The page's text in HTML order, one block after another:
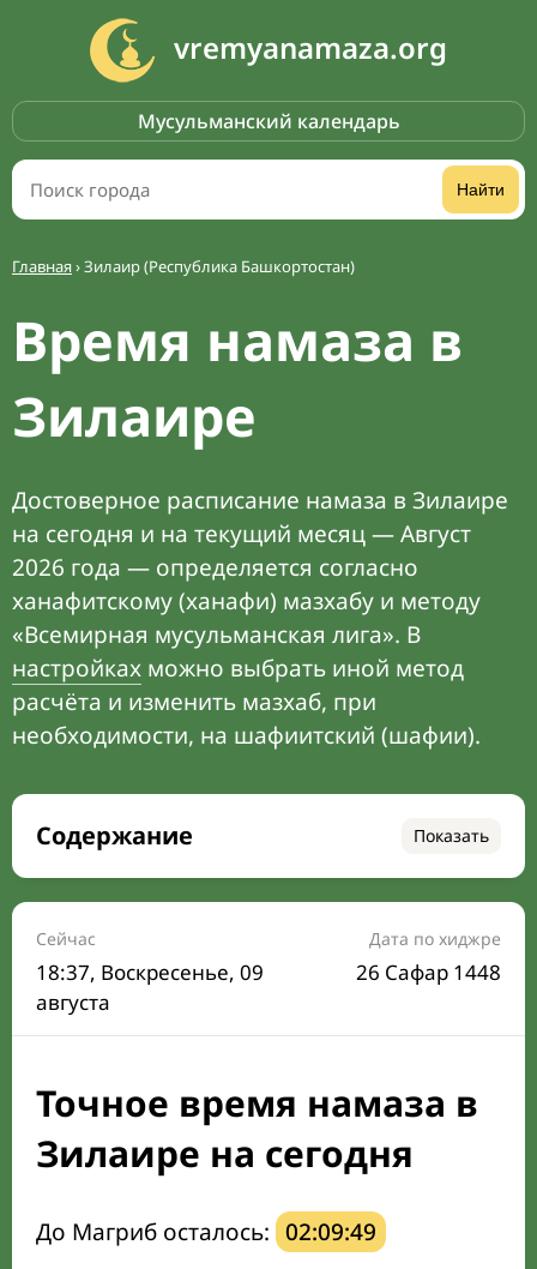
vremyanamaza.org
Мусульманский календарь
Найти
Главная›Зилаир (Республика Башкортостан)
Время намаза в
Зилаире
Достоверное расписание намаза в Зилаире
на сегодня и на текущий месяц — Август
2026 года — определяется согласно
ханафитскому (ханафи) мазхабу и методу
«Всемирная мусульманская лига». В
настройках можно выбрать иной метод
расчёта и изменить мазхаб, при
необходимости, на шафиитский (шафии).
Содержание Показать
Время намаза на сегодня
Расписание на месяц
Время Сухура и Ифтара на сегодня
Календарь рамадана
Мечети и молельные комнаты
Направление киблы
Сейчас
18:37, Воскресенье, 09
августа
Дата по хиджре
26 Сафар 1448
Точное время намаза в
Зилаире на сегодня
До Магриб осталось: 02:09:48